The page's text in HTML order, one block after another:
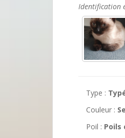
Identification
Type :
Couleur :
Poil : Poils